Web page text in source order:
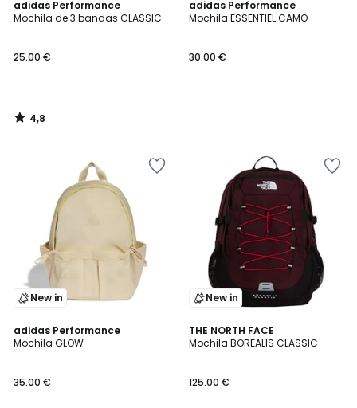
adidas Performance
Mochila de 3 bandas CLASSIC
25.00 €
4,8
/ 5
4,8
/
adidas Performance
Mochila ESSENTIEL CAMO
30.00 €
New in
adidas Performance
Mochila GLOW
35.00 €
New in
THE NORTH FACE
Mochila BOREALIS CLASSIC
125.00 €